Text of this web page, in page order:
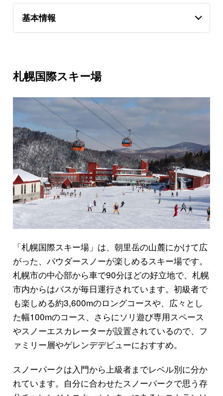
基本情報
札幌国際スキー場
「札幌国際スキー場」は、朝里岳の山麓にかけて広
がった、パウダースノーが楽しめるスキー場です。
札幌市の中心部から車で90分ほどの好立地で、札幌
市内からはバスが毎日運行されています。初級者で
も楽しめる約3,600mのロングコースや、広々とし
た幅100mのコース、さらにソリ遊び専用スペース
やスノーエスカレーターが設置されているので、フ
ァミリー層やゲレンデデビューにおすすめ。
スノーパークは入門から上級者までレベル別に分か
れています。自分に合わせたスノーパークで思う存